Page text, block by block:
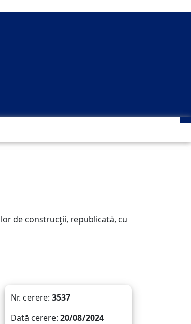
de construcţii, republicată, cu
Nr. cerere: 3537
Dată cerere: 20/08/2024